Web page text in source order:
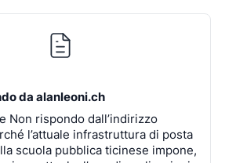
da alanleoni.ch
Non rispondo dall’indirizzo
l’attuale infrastruttura di posta
scuola pubblica ticinese impone,